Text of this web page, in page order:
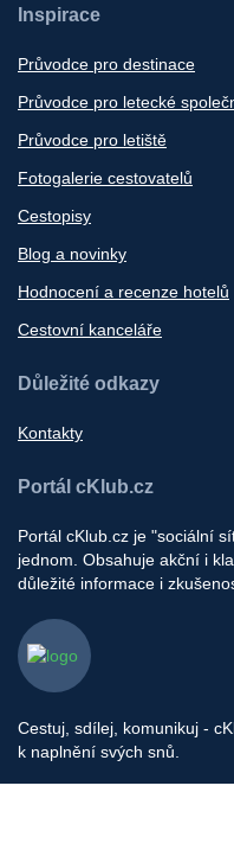
Inspirace
Průvodce pro destinace
Průvodce pro letecké
Průvodce pro letiště
Fotogalerie cestovatelů
Cestopisy
Blog a novinky
Hodnocení a recenze hotelů
Cestovní kanceláře
Důležité odkazy
Kontakty
Portál cKlub.cz
Portál cKlub.cz je "sociální
jednom. Obsahuje akční i
důležité informace i
Cestuj, sdílej, komunikuj -
k naplnění svých snů.